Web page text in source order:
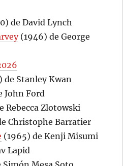
de David Lynch
(1946) de George
de Stanley Kwan
John Ford
Rebecca Zlotowski
Christophe Barratier
(1965) de Kenji Misumi
Lapid